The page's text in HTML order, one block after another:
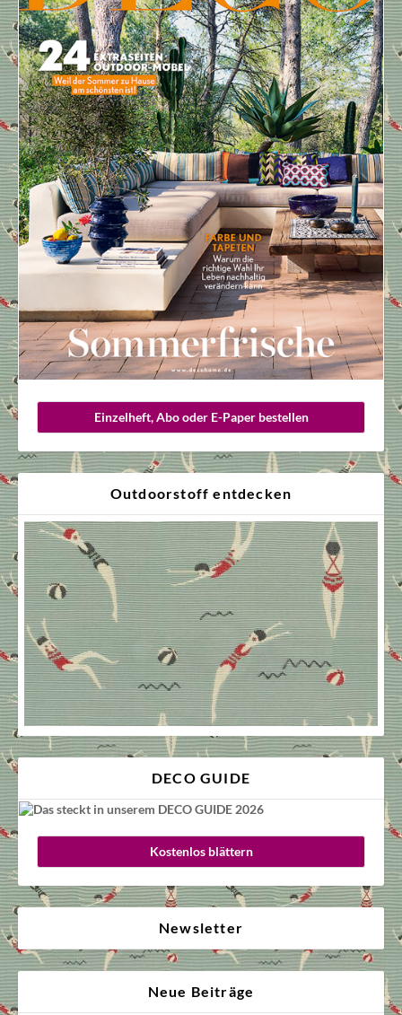
Einzelheft, Abo oder E-Paper bestellen
Outdoorstoff entdecken
DECO GUIDE
Kostenlos blättern
Newsletter
Neue Beiträge